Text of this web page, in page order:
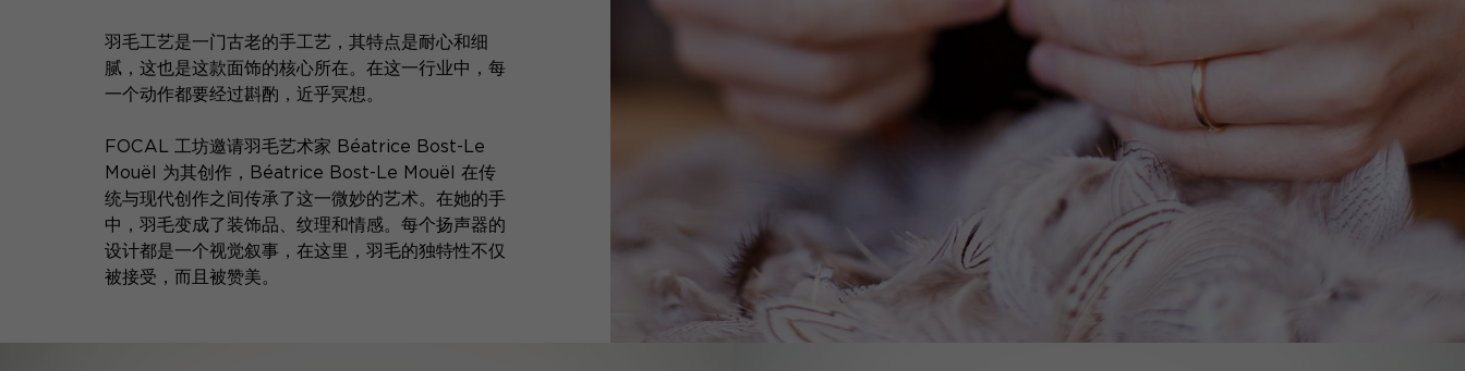
羽毛工艺是一门古老的手工艺，其特点是耐心和细
腻，这也是这款面饰的核心所在。在这一行业中，每
一个动作都要经过斟酌，近乎冥想。
FOCAL 工坊邀请羽毛艺术家 Béatrice Bost-Le
Mouël 为其创作，Béatrice Bost-Le Mouël 在传
统与现代创作之间传承了这一微妙的艺术。在她的手
中，羽毛变成了装饰品、纹理和情感。每个扬声器的
设计都是一个视觉叙事，在这里，羽毛的独特性不仅
被接受，而且被赞美。